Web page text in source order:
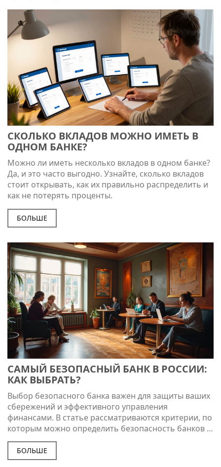
СКОЛЬКО ВКЛАДОВ МОЖНО ИМЕТЬ В
ОДНОМ БАНКЕ?
Можно ли иметь несколько вкладов в одном банке?
Да, и это часто выгодно. Узнайте, сколько вкладов
стоит открывать, как их правильно распределить и
как не потерять проценты.
БОЛЬШЕ
САМЫЙ БЕЗОПАСНЫЙ БАНК В РОССИИ:
КАК ВЫБРАТЬ?
Выбор безопасного банка важен для защиты ваших
сбережений и эффективного управления
финансами. В статье рассматриваются критерии, по
которым можно определить безопасность банков в
России, включая финансовую стабильность и
репутацию учреждения. Также приводятся советы
по проверке лицензий и рейтингов, чтобы не
БОЛЬШЕ